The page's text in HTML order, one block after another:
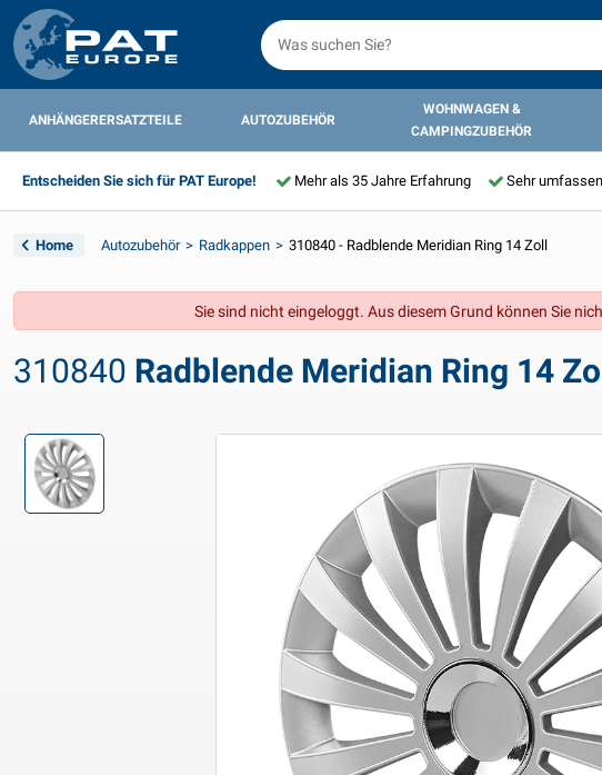
ANHÄNGERERSATZTEILE AUTOZUBEHÖR
WOHNWAGEN &
CAMPINGZUBEHÖR
Entscheiden Sie sich für PAT Europe! Mehr als 35 Jahre Erfahrung Sehr
Home Autozubehör Radkappen 310840 - Radblende Meridian Ring 14 Zoll
Sie sind nicht eingeloggt. Aus diesem Grund können Sie
310840 Radblende Meridian Ring 14